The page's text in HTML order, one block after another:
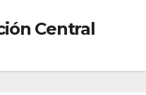
Central